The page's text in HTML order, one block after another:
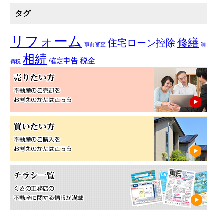
タグ
リフォーム 事前審査 住宅ローン控除 修繕 消
費税 相続 確定申告 税金